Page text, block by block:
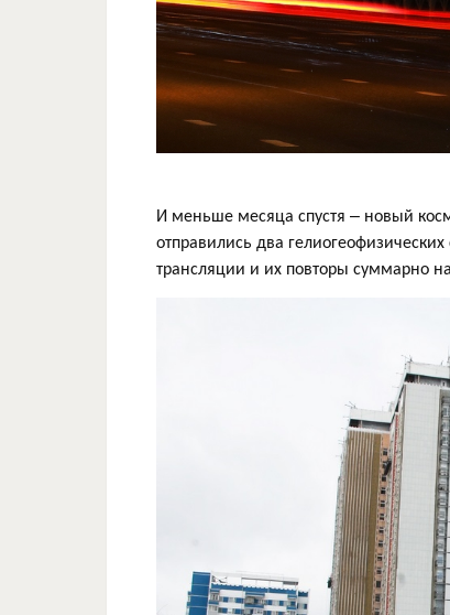
И меньше месяца спустя – новый
отправились два
трансляции и их повторы суммарно